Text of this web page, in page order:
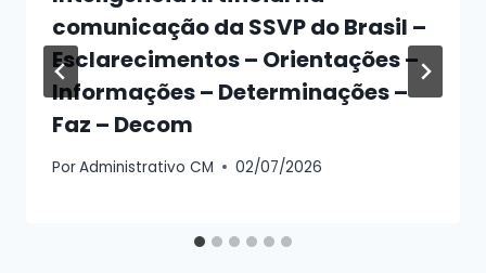
comunicação da SSVP do Brasil –
Esclarecimentos – Orientações –
Informações – Determinações –
Faz – Decom
PorAdministrativo CM 02/07/2026